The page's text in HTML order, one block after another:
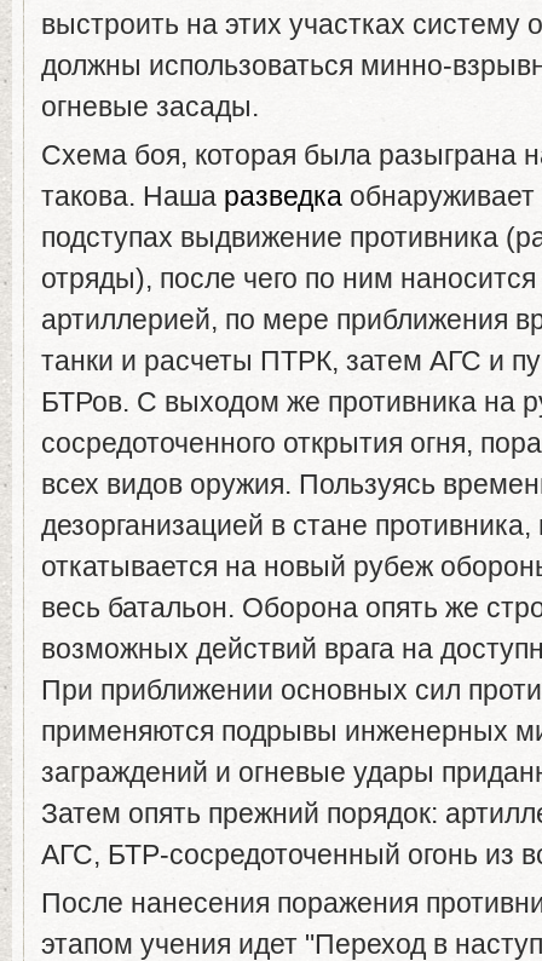
выстроить на этих участках
должны использоваться минно-
огневые засады.
Схема боя, которая была разыграна
такова. Наша разведка
подступах выдвижение противника
отряды), после чего по ним
артиллерией, по мере приближения
танки и расчеты ПТРК, затем АГС и
БТРов. С выходом же противника на
сосредоточенного открытия огня,
всех видов оружия. Пользуясь
дезорганизацией в стане
откатывается на новый рубеж
весь батальон. Оборона опять же
возможных действий врага на
При приближении основных сил
применяются подрывы инженерных
заграждений и огневые удары
Затем опять прежний порядок:
АГС, БТР-сосредоточенный огонь из
После нанесения поражения
этапом учения идет "Переход в